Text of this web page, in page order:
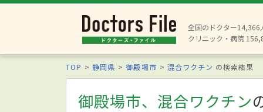
全国のドクター14,366
クリニック・病院
TOP 静岡県 御殿場市 混合ワクチン の検索結果
御殿場市、混合ワクチン